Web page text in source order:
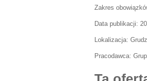
Zakres
Data publikacji:
Lokalizacja:
Pracodawca: